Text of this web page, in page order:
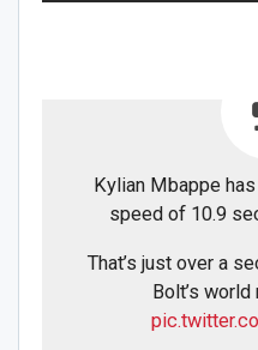
Kylian Mbappe
speed of 10.9
That’s just over a
Bolt’s